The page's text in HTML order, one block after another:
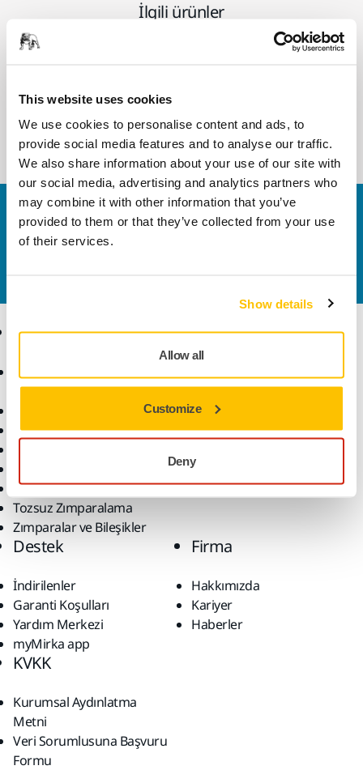
This website uses cookies
We use cookies to personalise content and ads, to
provide social media features and to analyse our traffic.
We also share information about your use of our site with
our social media, advertising and analytics partners who
may combine it with other information that you’ve
provided to them or that they’ve collected from your use
of their services.
Show details
Allow all
Customize
Deny
İlgili ürünler
Mirka Tool Changeri Alt Montajı
(Takım tarafı)
ToolChanger için Alt Montaj Kiti
Bize Ulaşın
Daha fazla bilgi edinmek ister misiniz? Lütfen bizimle
Ürünler
Aksesuarlar ve Sarf
Malzemeler
Makineler
Süper Aşındırıcılar
Tozsuz Zımparalama
Zımparalar ve Bileşikler
Uzmanlık
Uygulamalar
Çözümler
Destek
İndirilenler
Garanti Koşulları
Yardım Merkezi
myMirka app
Firma
Hakkımızda
Kariyer
Haberler
KVKK
Kurumsal Aydınlatma
Metni
Veri Sorumlusuna Başvuru
Formu